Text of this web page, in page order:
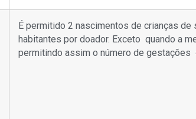
É permitido 2 nascimentos de crianças
habitantes por doador. Exceto quando a
permitindo assim o número de gestações